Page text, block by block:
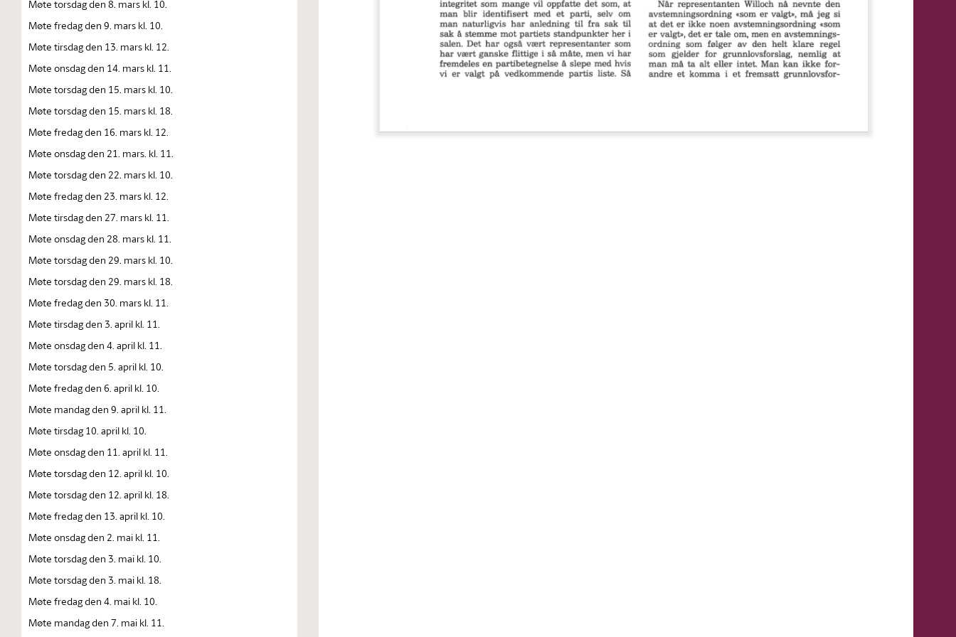
Møte torsdag den 8. mars kl. 10.
Møte fredag den 9. mars kl. 10.
Møte tirsdag den 13. mars kl. 12.
Møte onsdag den 14. mars kl. 11.
Møte torsdag den 15. mars kl. 10.
Møte torsdag den 15. mars kl. 18.
Møte fredag den 16. mars kl. 12.
Møte onsdag den 21. mars. kl. 11.
Møte torsdag den 22. mars kl. 10.
Møte fredag den 23. mars kl. 12.
Møte tirsdag den 27. mars kl. 11.
Møte onsdag den 28. mars kl. 11.
Møte torsdag den 29. mars kl. 10.
Møte torsdag den 29. mars kl. 18.
Møte fredag den 30. mars kl. 11.
Møte tirsdag den 3. april kl. 11.
Møte onsdag den 4. april kl. 11.
Møte torsdag den 5. april kl. 10.
Møte fredag den 6. april kl. 10.
Møte mandag den 9. april kl. 11.
Møte tirsdag 10. april kl. 10.
Møte onsdag den 11. april kl. 11.
Møte torsdag den 12. april kl. 10.
Møte torsdag den 12. april kl. 18.
Møte fredag den 13. april kl. 10.
Møte onsdag den 2. mai kl. 11.
Møte torsdag den 3. mai kl. 10.
Møte torsdag den 3. mai kl. 18.
Møte fredag den 4. mai kl. 10.
Møte mandag den 7. mai kl. 11.